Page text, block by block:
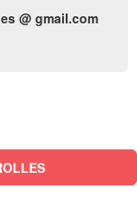
@ gmail.com